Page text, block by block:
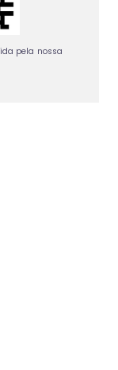
pela nossa